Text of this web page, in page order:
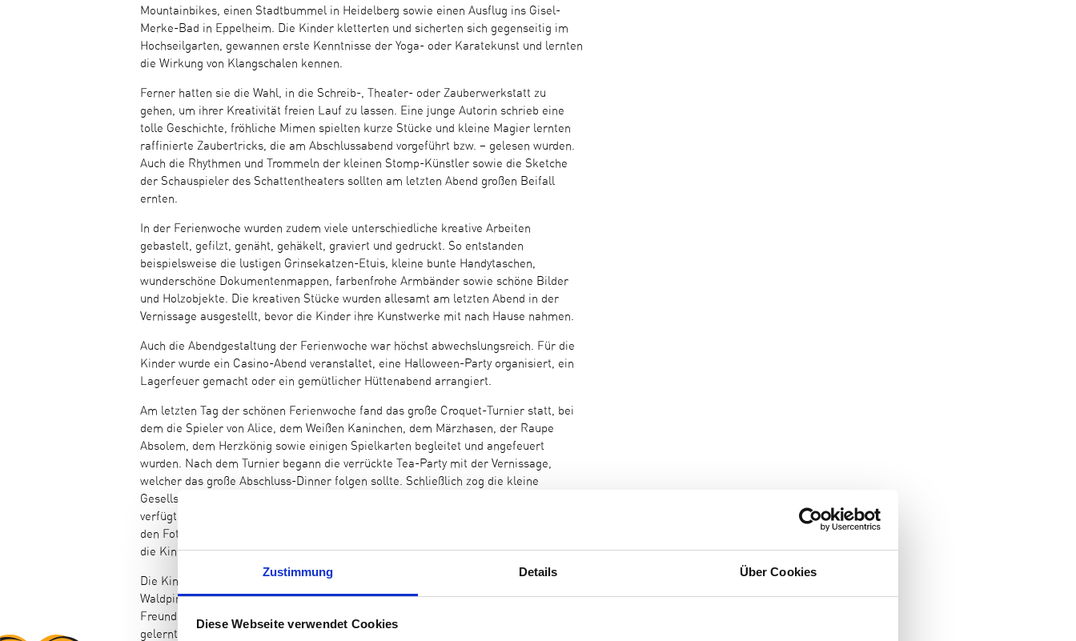
Zustimmung Details Über Cookies
Diese Webseite verwendet Cookies
Mountainbikes, einen Stadtbummel in Heidelberg sowie einen Ausflug ins Gisel-
Merke-Bad in Eppelheim. Die Kinder kletterten und sicherten sich gegenseitig im
Hochseilgarten, gewannen erste Kenntnisse der Yoga- oder Karatekunst und lernten
die Wirkung von Klangschalen kennen.
Ferner hatten sie die Wahl, in die Schreib-, Theater- oder Zauberwerkstatt zu
gehen, um ihrer Kreativität freien Lauf zu lassen. Eine junge Autorin schrieb eine
tolle Geschichte, fröhliche Mimen spielten kurze Stücke und kleine Magier lernten
raffinierte Zaubertricks, die am Abschlussabend vorgeführt bzw. – gelesen wurden.
Auch die Rhythmen und Trommeln der kleinen Stomp-Künstler sowie die Sketche
der Schauspieler des Schattentheaters sollten am letzten Abend großen Beifall
ernten.
In der Ferienwoche wurden zudem viele unterschiedliche kreative Arbeiten
gebastelt, gefilzt, genäht, gehäkelt, graviert und gedruckt. So entstanden
beispielsweise die lustigen Grinsekatzen-Etuis, kleine bunte Handytaschen,
wunderschöne Dokumentenmappen, farbenfrohe Armbänder sowie schöne Bilder
und Holzobjekte. Die kreativen Stücke wurden allesamt am letzten Abend in der
Vernissage ausgestellt, bevor die Kinder ihre Kunstwerke mit nach Hause nahmen.
Auch die Abendgestaltung der Ferienwoche war höchst abwechslungsreich. Für die
Kinder wurde ein Casino-Abend veranstaltet, eine Halloween-Party organisiert, ein
Lagerfeuer gemacht oder ein gemütlicher Hüttenabend arrangiert.
Am letzten Tag der schönen Ferienwoche fand das große Croquet-Turnier statt, bei
dem die Spieler von Alice, dem Weißen Kaninchen, dem Märzhasen, der Raupe
Absolem, dem Herzkönig sowie einigen Spielkarten begleitet und angefeuert
wurden. Nach dem Turnier begann die verrückte Tea-Party mit der Vernissage,
welcher das große Abschluss-Dinner folgen sollte. Schließlich zog die kleine
Gesellschaft weiter in das Multifunktionshaus, das über eine große Theaterbühne
verfügt, auf der die einstudierten Vorführungen der Kinder sowie die Dia-Show mit
den Foto-Highlights der Woche gezeigt wurden. Zu guter Letzt tanzten und lachten
die Kinder auf der diesjährigen Nichtabschiedsparty!
Die Kinder waren wie jedes Jahr begeistert von der Ferienwoche bei den
Waldpiraten! Die Gruppe bewies großen Teamgeist und Zusammenhalt, viele
Freundschaften wurden gefestigt, neue wurden geknüpft, es wurde viel erlebt und
gelernt und am Abreisetag kullerte auch die eine oder andere Abschiedsträne!